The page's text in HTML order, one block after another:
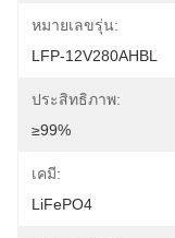
หมายเลขรุ่น:
LFP-12V280AHBL
ประสิทธิภาพ:
≥99%
เคมี:
LiFePO4